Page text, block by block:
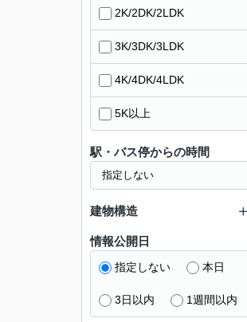
2K/2DK/2LDK
3K/3DK/3LDK
4K/4DK/4LDK
5K以上
駅・バス停からの時間
建物構造
情報公開日
指定しない 本日
3日以内 1週間以内